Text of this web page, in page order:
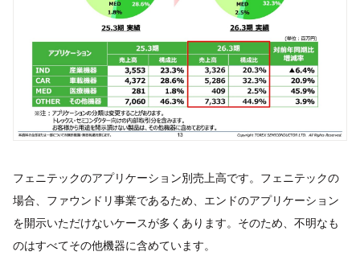
フェニテックのアプリケーション別売上高です。フェニテックの
場合、ファウンドリ事業であるため、エンドのアプリケーション
を開示いただけないケースが多くあります。そのため、不明なも
のはすべてその他機器に含めています。